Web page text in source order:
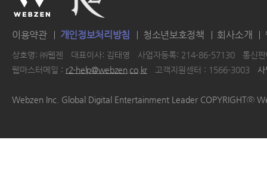
이용약관 개인정보처리방침 청소년보호정책 회사소개
상호명: ㈜웹젠 대표이사: 김태영 사업자등록: 214-86-57130
통신
웹마스터메일 : r2-help@webzen.co.kr 고객지원센터 : 1566-3003
Webzen Inc. Global Digital Entertainment Leader COPYRIGHTⓒ